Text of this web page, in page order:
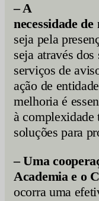
– A
necessidade de
seja pela
seja através
serviços de
ação de
melhoria é
à complexidade
soluções para
– Uma
Academia e o
ocorra uma